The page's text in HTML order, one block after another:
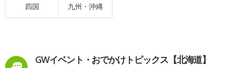
四国 九州・沖縄
GWイベント・おでかけトピックス【北海道】